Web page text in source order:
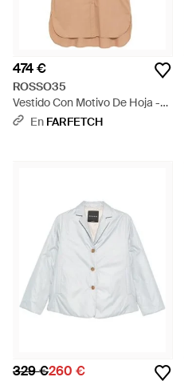
474 €
ROSSO35
Vestido Con Motivo De Hoja -
Neutro
En FARFETCH
329 €260 €